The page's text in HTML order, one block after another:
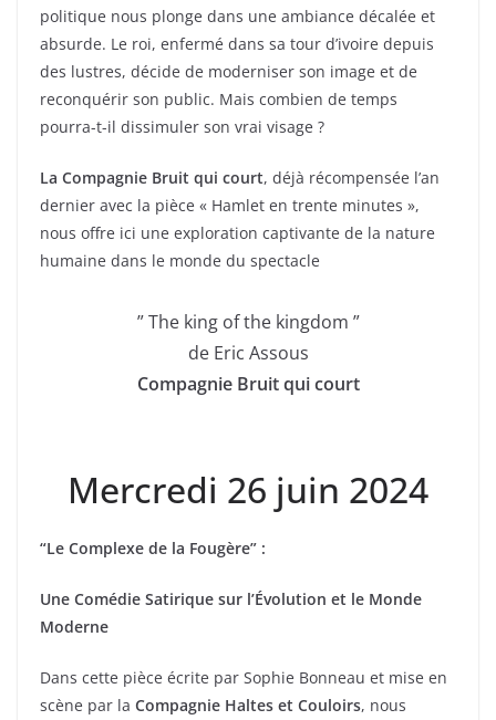
politique nous plonge dans une ambiance décalée et
absurde. Le roi, enfermé dans sa tour d’ivoire depuis
des lustres, décide de moderniser son image et de
reconquérir son public. Mais combien de temps
pourra-t-il dissimuler son vrai visage ?
La Compagnie Bruit qui court, déjà récompensée l’an
dernier avec la pièce « Hamlet en trente minutes »,
nous offre ici une exploration captivante de la nature
humaine dans le monde du spectacle
” The king of the kingdom ”
de Eric Assous
Compagnie Bruit qui court
Mercredi 26 juin 2024
“Le Complexe de la Fougère” :
Une Comédie Satirique sur l’Évolution et le Monde
Moderne
Dans cette pièce écrite par Sophie Bonneau et mise en
scène par la Compagnie Haltes et Couloirs, nous